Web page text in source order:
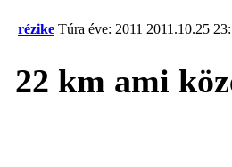
rézike Túra éve: 2011 2011.10.25
22 km ami